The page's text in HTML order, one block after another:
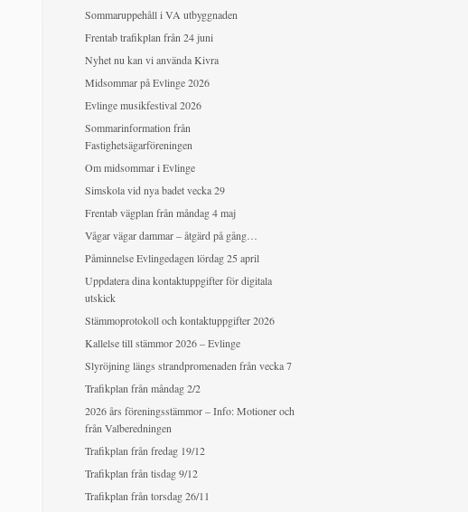
Sommaruppehåll i VA utbyggnaden
Frentab trafikplan från 24 juni
Nyhet nu kan vi använda Kivra
Midsommar på Evlinge 2026
Evlinge musikfestival 2026
Sommarinformation från
Fastighetsägarföreningen
Om midsommar i Evlinge
Simskola vid nya badet vecka 29
Frentab vägplan från måndag 4 maj
Vågar vägar dammar – åtgärd på gång…
Påminnelse Evlingedagen lördag 25 april
Uppdatera dina kontaktuppgifter för digitala
utskick
Stämmoprotokoll och kontaktuppgifter 2026
Kallelse till stämmor 2026 – Evlinge
Slyröjning längs strandpromenaden från vecka 7
Trafikplan från måndag 2/2
2026 års föreningsstämmor – Info: Motioner och
från Valberedningen
Trafikplan från fredag 19/12
Trafikplan från tisdag 9/12
Trafikplan från torsdag 26/11